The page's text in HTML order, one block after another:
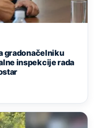
gradonačelniku
inspekcije rada